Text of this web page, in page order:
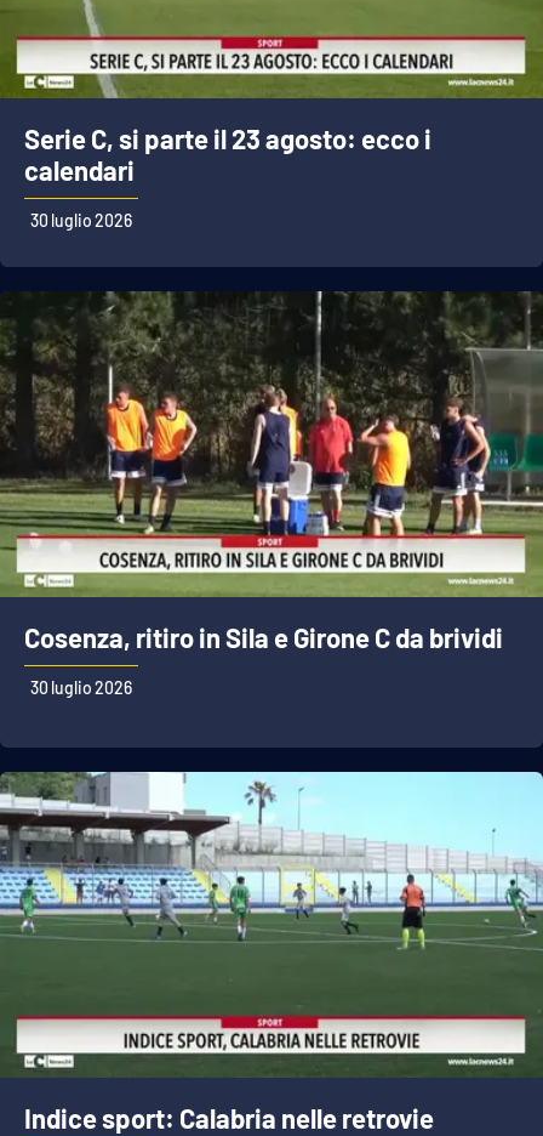
Serie C, si parte il 23 agosto: ecco i
calendari
30 luglio 2026
Cosenza, ritiro in Sila e Girone C da brividi
30 luglio 2026
Indice sport: Calabria nelle retrovie